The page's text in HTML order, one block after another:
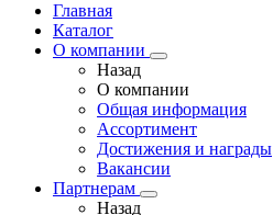
Главная
Каталог
О компании
Назад
О компании
Общая информация
Ассортимент
Достижения и награды
Вакансии
Партнерам
Назад